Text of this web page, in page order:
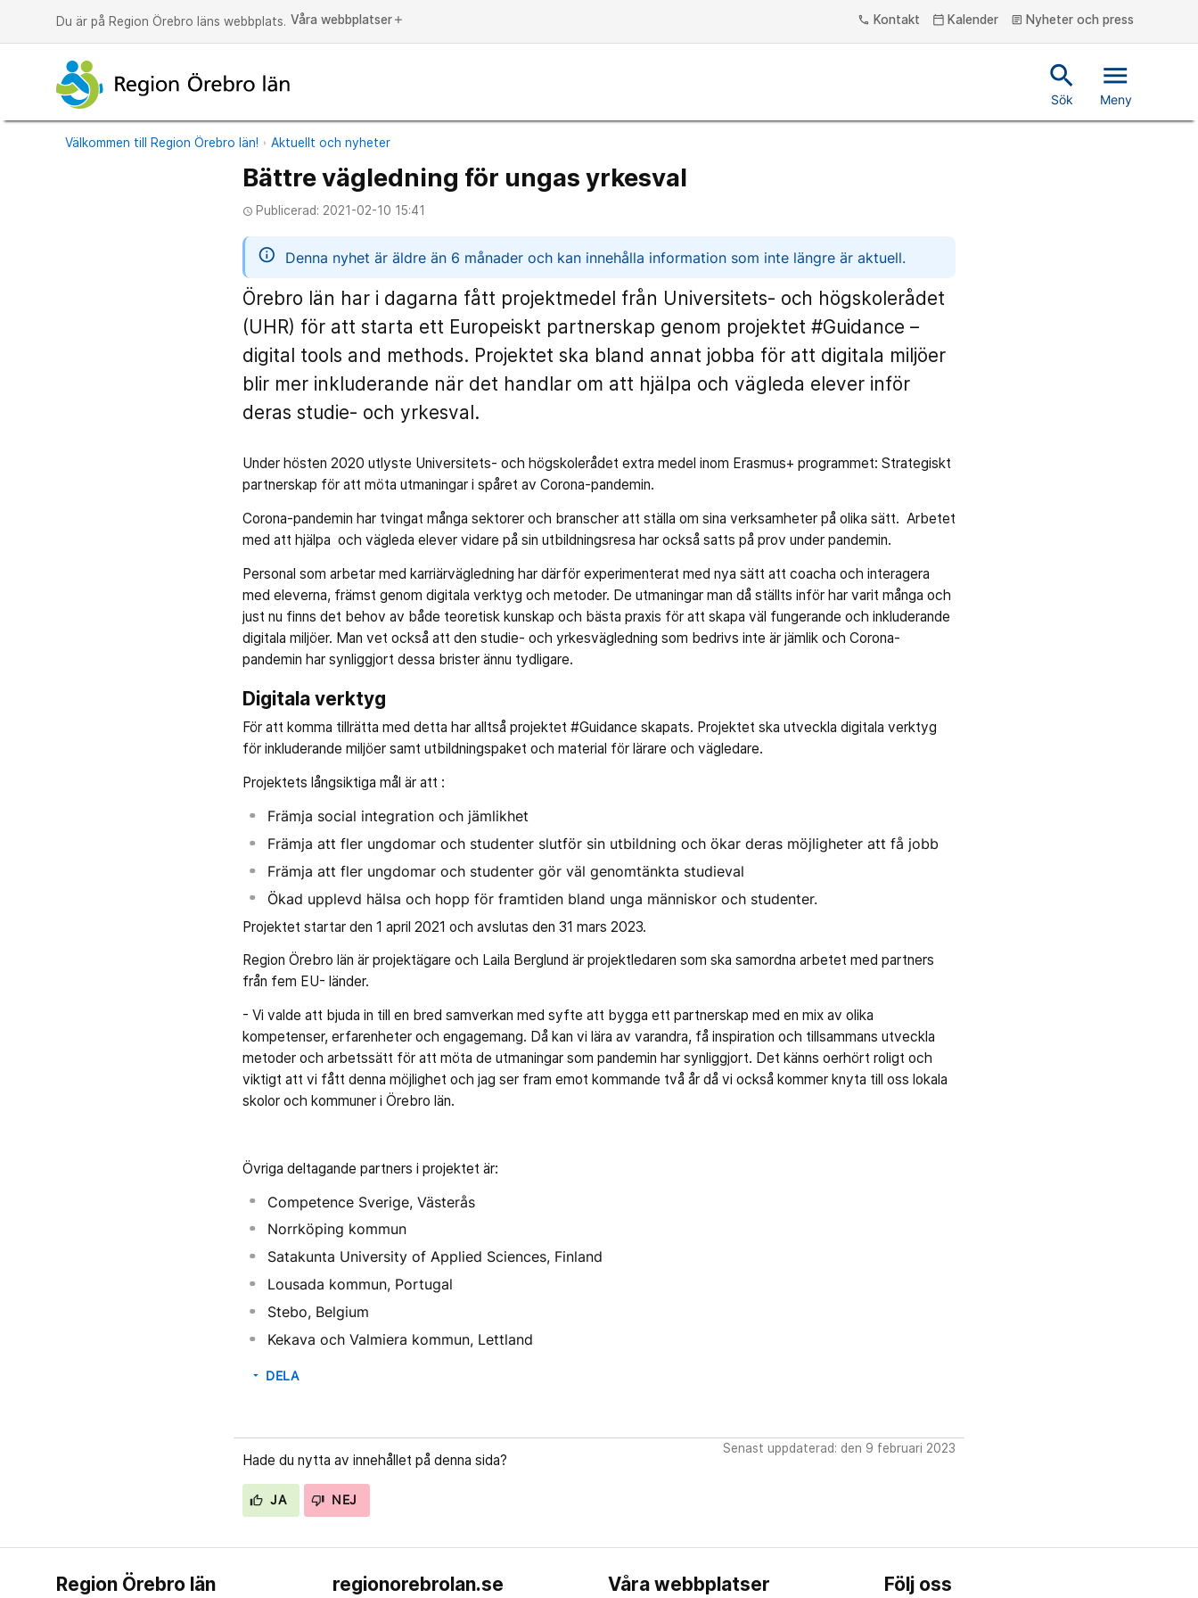
Du är på Region Örebro läns webbplats. Våra webbplatser add phone Kontakt calendar_today Kalender article Nyheter och press
search
Sök
menu
Meny
Välkommen till Region Örebro län! Aktuellt och nyheter
Bättre vägledning för ungas yrkesval
access_time Publicerad: 2021-02-10 15:41
information
Denna nyhet är äldre än 6 månader och kan innehålla information som inte längre är aktuell.
Örebro län har i dagarna fått projektmedel från Universitets- och högskolerådet
(UHR) för att starta ett Europeiskt partnerskap genom projektet #Guidance –
digital tools and methods. Projektet ska bland annat jobba för att digitala miljöer
blir mer inkluderande när det handlar om att hjälpa och vägleda elever inför
deras studie- och yrkesval.
Under hösten 2020 utlyste Universitets- och högskolerådet extra medel inom Erasmus+ programmet: Strategiskt
partnerskap för att möta utmaningar i spåret av Corona-pandemin.
Corona-pandemin har tvingat många sektorer och branscher att ställa om sina verksamheter på olika sätt. Arbetet
med att hjälpa och vägleda elever vidare på sin utbildningsresa har också satts på prov under pandemin.
Personal som arbetar med karriärvägledning har därför experimenterat med nya sätt att coacha och interagera
med eleverna, främst genom digitala verktyg och metoder. De utmaningar man då ställts inför har varit många och
just nu finns det behov av både teoretisk kunskap och bästa praxis för att skapa väl fungerande och inkluderande
digitala miljöer. Man vet också att den studie- och yrkesvägledning som bedrivs inte är jämlik och Corona-
pandemin har synliggjort dessa brister ännu tydligare.
Digitala verktyg
För att komma tillrätta med detta har alltså projektet #Guidance skapats. Projektet ska utveckla digitala verktyg
för inkluderande miljöer samt utbildningspaket och material för lärare och vägledare.
Projektets långsiktiga mål är att :
Främja social integration och jämlikhet
Främja att fler ungdomar och studenter slutför sin utbildning och ökar deras möjligheter att få jobb
Främja att fler ungdomar och studenter gör väl genomtänkta studieval
Ökad upplevd hälsa och hopp för framtiden bland unga människor och studenter.
Projektet startar den 1 april 2021 och avslutas den 31 mars 2023.
Region Örebro län är projektägare och Laila Berglund är projektledaren som ska samordna arbetet med partners
från fem EU- länder.
- Vi valde att bjuda in till en bred samverkan med syfte att bygga ett partnerskap med en mix av olika
kompetenser, erfarenheter och engagemang. Då kan vi lära av varandra, få inspiration och tillsammans utveckla
metoder och arbetssätt för att möta de utmaningar som pandemin har synliggjort. Det känns oerhört roligt och
viktigt att vi fått denna möjlighet och jag ser fram emot kommande två år då vi också kommer knyta till oss lokala
skolor och kommuner i Örebro län.
Övriga deltagande partners i projektet är:
Competence Sverige, Västerås
Norrköping kommun
Satakunta University of Applied Sciences, Finland
Lousada kommun, Portugal
Stebo, Belgium
Kekava och Valmiera kommun, Lettland
arrow_drop_down DELA
Hade du nytta av innehållet på denna sida?
JA NEJ
Senast uppdaterad: den 9 februari 2023
Region Örebro län regionorebrolan.se Våra webbplatser Följ oss